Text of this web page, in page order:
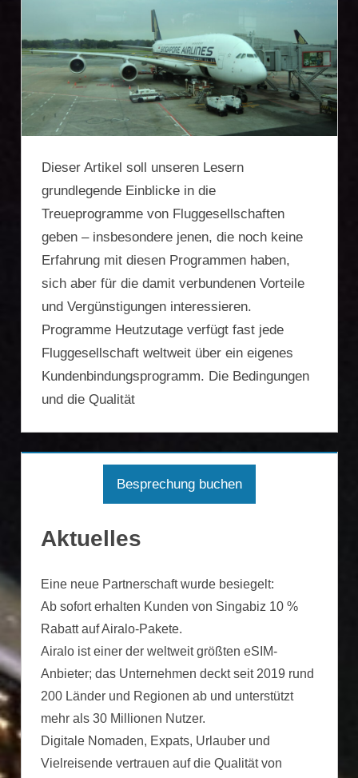
Firmengründung,
Vermögensschutz,
Zweitwohnsitz,
Reiseoptimierung
Dieser Artikel soll unseren Lesern
grundlegende Einblicke in die
Treueprogramme von Fluggesellschaften
geben – insbesondere jenen, die noch keine
Erfahrung mit diesen Programmen haben,
sich aber für die damit verbundenen Vorteile
und Vergünstigungen interessieren.
Programme Heutzutage verfügt fast jede
Fluggesellschaft weltweit über ein eigenes
Kundenbindungsprogramm. Die Bedingungen
und die Qualität
Besprechung buchen
Aktuelles
Eine neue Partnerschaft wurde besiegelt:
Ab sofort erhalten Kunden von Singabiz 10 %
Rabatt auf Airalo-Pakete.
Airalo ist einer der weltweit größten eSIM-
Anbieter; das Unternehmen deckt seit 2019 rund
200 Länder und Regionen ab und unterstützt
mehr als 30 Millionen Nutzer.
Digitale Nomaden, Expats, Urlauber und
Vielreisende vertrauen auf die Qualität von